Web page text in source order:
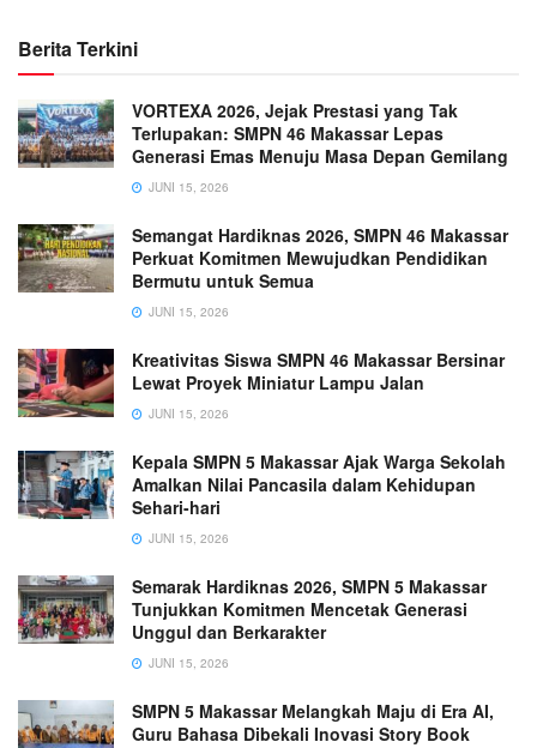
Berita Terkini
VORTEXA 2026, Jejak Prestasi yang Tak
Terlupakan: SMPN 46 Makassar Lepas
Generasi Emas Menuju Masa Depan Gemilang
JUNI 15, 2026
Semangat Hardiknas 2026, SMPN 46 Makassar
Perkuat Komitmen Mewujudkan Pendidikan
Bermutu untuk Semua
JUNI 15, 2026
Kreativitas Siswa SMPN 46 Makassar Bersinar
Lewat Proyek Miniatur Lampu Jalan
JUNI 15, 2026
Kepala SMPN 5 Makassar Ajak Warga Sekolah
Amalkan Nilai Pancasila dalam Kehidupan
Sehari-hari
JUNI 15, 2026
Semarak Hardiknas 2026, SMPN 5 Makassar
Tunjukkan Komitmen Mencetak Generasi
Unggul dan Berkarakter
JUNI 15, 2026
SMPN 5 Makassar Melangkah Maju di Era AI,
Guru Bahasa Dibekali Inovasi Story Book